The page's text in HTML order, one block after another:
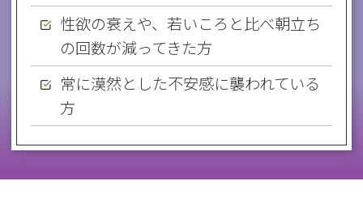
性欲の衰えや、若いころと比べ朝立ち
の回数が減ってきた方
常に漠然とした不安感に襲われている
方